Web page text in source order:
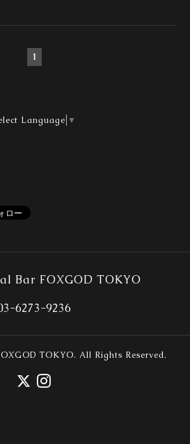
1
Language ▼
Bar FOXGOD TOKYO
6273-9236
TOKYO. All Rights Reserved.